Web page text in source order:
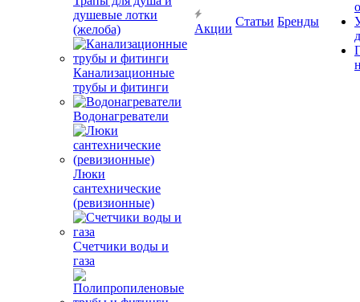
душевые лотки
(желоба)
Канализационные
трубы и фитинги
Водонагреватели
Люки
сантехнические
(ревизионные)
Счетчики воды и
газа
Акции
Статьи Бренды